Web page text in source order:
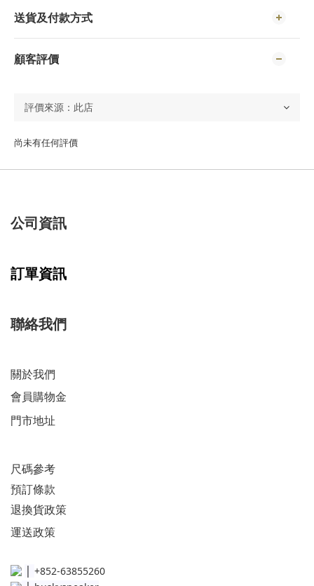
送貨及付款方式
顧客評價
尚未有任何評價
公司資訊
訂單資訊
聯絡我們
關於我們
會員購物金
門市地址
尺碼參考
預訂條款
退換貨政策​
運送政策​
+852-63855260